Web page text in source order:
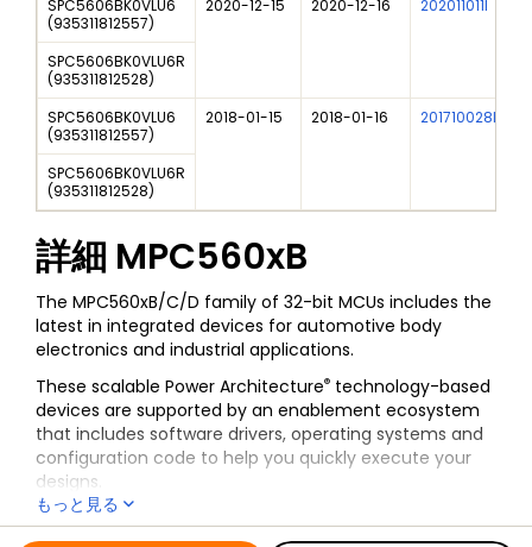
SPC5606BK0VLU6
(935311812557)
2020-12-15 2020-12-16 202011011I
SPC5606BK0VLU6R
(935311812528)
SPC5606BK0VLU6
(935311812557)
2018-01-15 2018-01-16 201710028I
SPC5606BK0VLU6R
(935311812528)
詳細 MPC560xB
The MPC560xB/C/D family of 32-bit MCUs includes the
latest in integrated devices for automotive body
electronics and industrial applications.
These scalable Power Architecture® technology-based
devices are supported by an enablement ecosystem
that includes software drivers, operating systems and
configuration code to help you quickly execute your
designs.
もっと見る
全ての情報 MPC560xB